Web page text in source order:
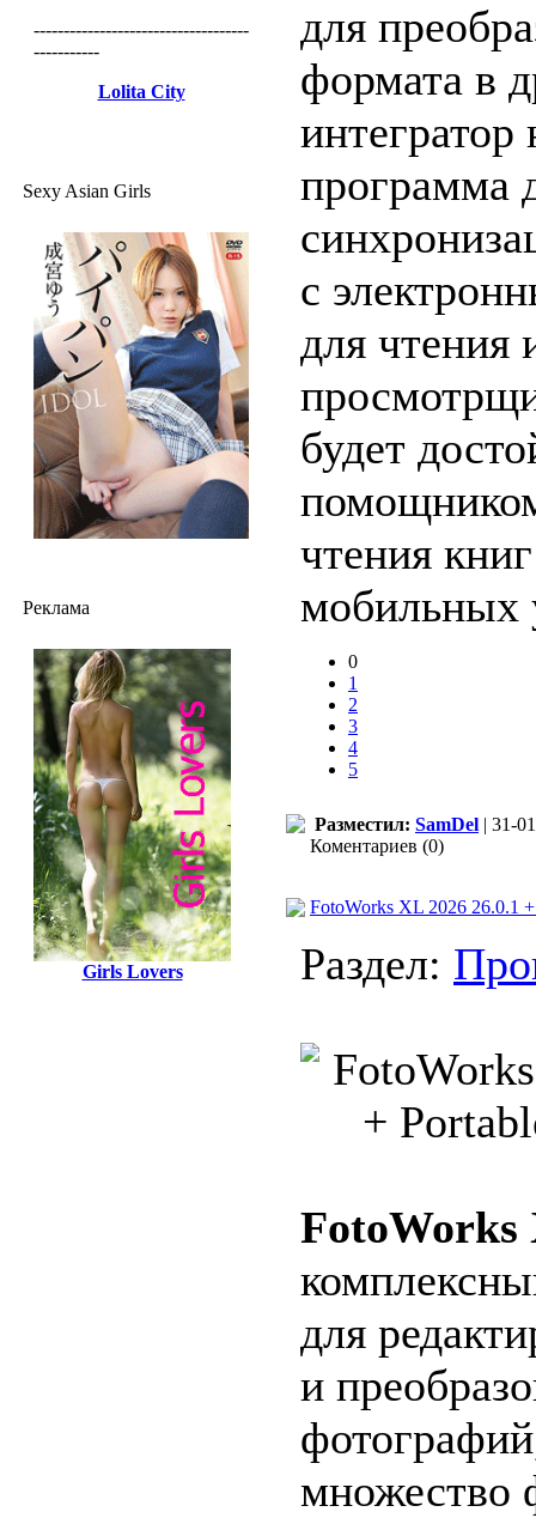
------------------------------------
-----------
Lolita City
Sexy Asian Girls
Реклама
Girls Lovers
для
формата в
интегратор
программа
с
для чтения
будет
чтения
мобильных
0
1
2
3
4
5
Разместил: SamDel | 31-
Коментариев (0)
FotoWorks XL 2026 26.0.1
Раздел:
FotoWorks
для
и
множество